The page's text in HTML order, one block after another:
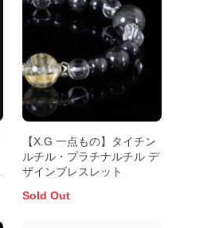
【X.G 一点もの】タイチン
ルチル・プラチナルチル デ
ザインブレスレット
Sold Out